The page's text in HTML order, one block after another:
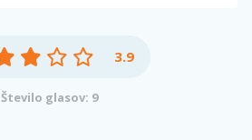
3.9
Število glasov: 9